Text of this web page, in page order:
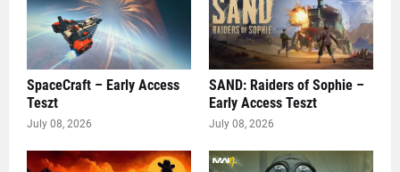
SpaceCraft – Early Access
Teszt
July 08, 2026
SAND: Raiders of Sophie –
Early Access Teszt
July 08, 2026